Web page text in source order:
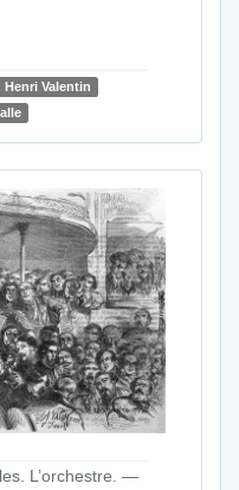
Henri Valentin
L’orchestre. —